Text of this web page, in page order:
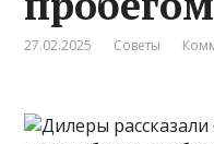
27.02.2025 Советы